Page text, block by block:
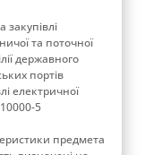
закупівлі
та поточної
державного
портів
електричної
5
предмета